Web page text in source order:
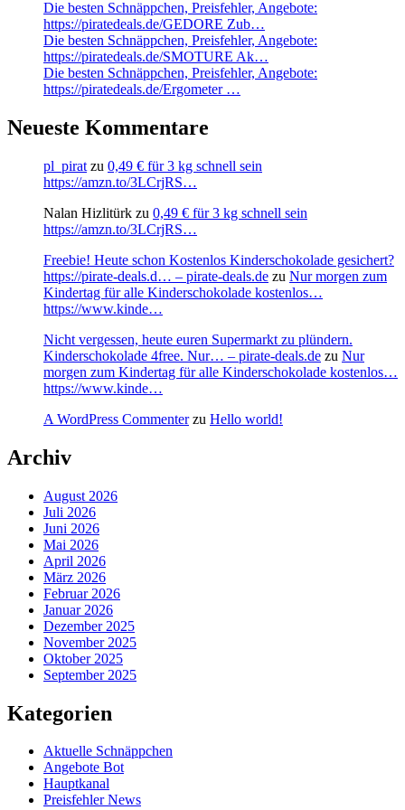
Die besten Schnäppchen, Preisfehler, Angebote:
https://piratedeals.de/GEDORE Zub…
Die besten Schnäppchen, Preisfehler, Angebote:
https://piratedeals.de/SMOTURE Ak…
Die besten Schnäppchen, Preisfehler, Angebote:
https://piratedeals.de/Ergometer …
Neueste Kommentare
pl_pirat zu 0,49 € für 3 kg schnell sein
https://amzn.to/3LCrjRS…
Nalan Hizlitürk zu 0,49 € für 3 kg schnell sein
https://amzn.to/3LCrjRS…
Freebie! Heute schon Kostenlos Kinderschokolade gesichert?
https://pirate-deals.d… – pirate-deals.de zu Nur morgen zum
Kindertag für alle Kinderschokolade kostenlos…
https://www.kinde…
Nicht vergessen, heute euren Supermarkt zu plündern.
Kinderschokolade 4free. Nur… – pirate-deals.de zu Nur
morgen zum Kindertag für alle Kinderschokolade kostenlos…
https://www.kinde…
A WordPress Commenterzu Hello world!
Archiv
August 2026
Juli 2026
Juni 2026
Mai 2026
April 2026
März 2026
Februar 2026
Januar 2026
Dezember 2025
November 2025
Oktober 2025
September 2025
Kategorien
Aktuelle Schnäppchen
Angebote Bot
Hauptkanal
Preisfehler News